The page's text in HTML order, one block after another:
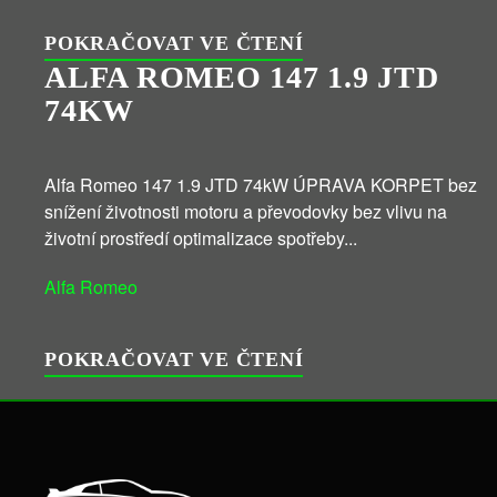
POKRAČOVAT VE ČTENÍ
ALFA ROMEO 147 1.9 JTD
74KW
Alfa Romeo 147 1.9 JTD 74kW ÚPRAVA KORPET bez
snížení životnosti motoru a převodovky bez vlivu na
životní prostředí optimalizace spotřeby...
Alfa Romeo
POKRAČOVAT VE ČTENÍ